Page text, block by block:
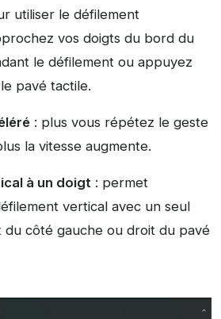
utiliser le défilement
vos doigts du bord du
le défilement ou appuyez
pavé tactile.
: plus vous répétez le geste
la vitesse augmente.
à un doigt : permet
vertical avec un seul
côté gauche ou droit du pavé